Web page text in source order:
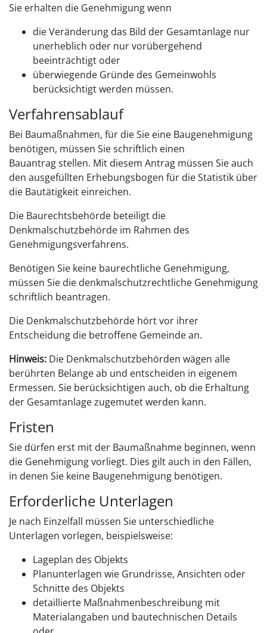
Sie erhalten die Genehmigung wenn
die Veränderung das Bild der Gesamtanlage nur
unerheblich oder nur vorübergehend
beeinträchtigt oder
überwiegende Gründe des Gemeinwohls
berücksichtigt werden müssen.
Verfahrensablauf
Bei Baumaßnahmen, für die Sie eine Baugenehmigung
benötigen, müssen Sie schriftlich einen
Bauantrag stellen. Mit diesem Antrag müssen Sie auch
den ausgefüllten Erhebungsbogen für die Statistik über
die Bautätigkeit einreichen.
Die Baurechtsbehörde beteiligt die
Denkmalschutzbehörde im Rahmen des
Genehmigungsverfahrens.
Benötigen Sie keine baurechtliche Genehmigung,
müssen Sie die denkmalschutzrechtliche Genehmigung
schriftlich beantragen.
Die Denkmalschutzbehörde hört vor ihrer
Entscheidung die betroffene Gemeinde an.
Hinweis: Die Denkmalschutzbehörden wägen alle
berührten Belange ab und entscheiden in eigenem
Ermessen. Sie berücksichtigen auch, ob die Erhaltung
der Gesamtanlage zugemutet werden kann.
Fristen
Sie dürfen erst mit der Baumaßnahme beginnen, wenn
die Genehmigung vorliegt. Dies gilt auch in den Fällen,
in denen Sie keine Baugenehmigung benötigen.
Erforderliche Unterlagen
Je nach Einzelfall müssen Sie unterschiedliche
Unterlagen vorlegen, beispielsweise:
Lageplan des Objekts
Planunterlagen wie Grundrisse, Ansichten oder
Schnitte des Objekts
detaillierte Maßnahmenbeschreibung mit
Materialangaben und bautechnischen Details